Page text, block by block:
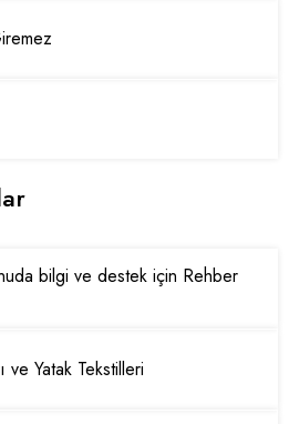
bilgi ve destek için Rehber
ve Yatak Tekstilleri